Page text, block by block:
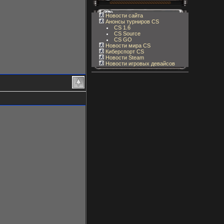
Новости сайта
Анонсы турниров CS
CS 1.6
CS Source
CS GO
Новости мира CS
Киберспорт CS
Новости Steam
Новости игровых девайсов